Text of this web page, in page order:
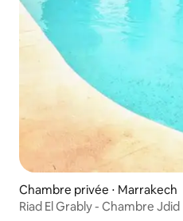
Chambre privée ⋅ Marrakech
Riad El Grably - Chambre Jdid